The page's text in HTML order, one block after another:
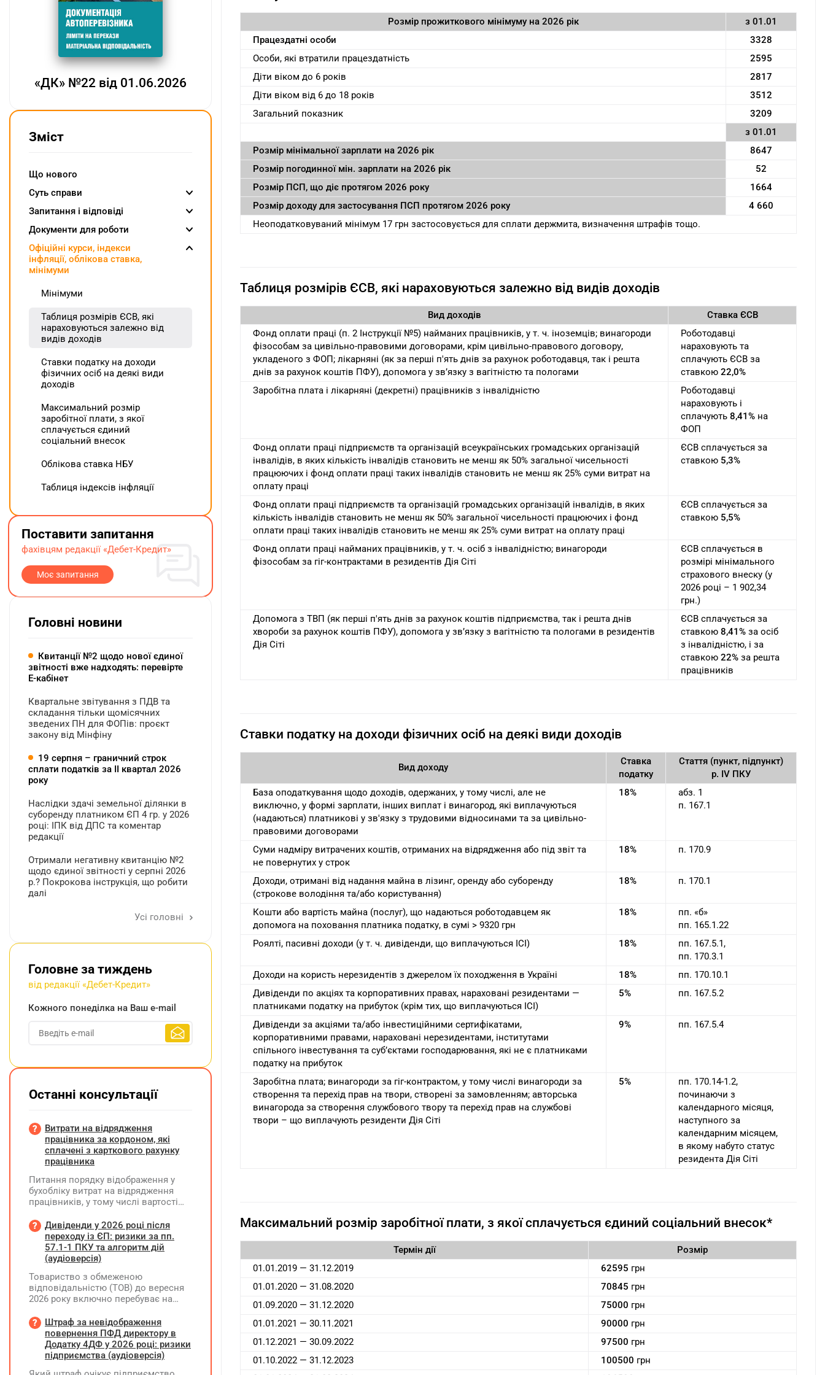
«ДК» №22 від 01.06.2026
Зміст
Що нового
Суть справи
Запитання і відповіді
Документи для роботи
Oфіційні курси, індекcи
інфляції, облікова ставка,
мінімуми
Мінімуми
Таблиця розмірів ЄСВ, які
нараховуються залежно від
видів доходів
Ставки податку на доходи
фізичних осіб на деякі види
доходів
Максимальний розмір
заробітної плати, з якої
сплачується єдиний
соціальний внесок
Облікова ставка НБУ
Таблиця індексів інфляції
Поставити запитання
фахівцям редакції «Дебет-Кредит»
Моє запитання
Головні новини
Квитанції №2 щодо нової єдиної
звітності вже надходять: перевірте
Е-кабінет
Квартальне звітування з ПДВ та
складання тільки щомісячних
зведених ПН для ФОПів: проєкт
закону від Мінфіну
19 серпня – граничний строк
сплати податків за ІI квартал 2026
року
Наслідки здачі земельної ділянки в
суборенду платником ЄП 4 гр. у 2026
році: ІПК від ДПС та коментар
редакції
Отримали негативну квитанцію №2
щодо єдиної звітності у серпні 2026
р.? Покрокова інструкція, що робити
далі
Усі головні
Головне за тиждень
від редакції «Дебет-Кредит»
Кожного понеділка на Ваш e-mail
Останні консультації
Витрати на відрядження
працівника за кордоном, які
сплачені з карткового рахунку
працівника
Питання порядку відображення у
бухобліку витрат на відрядження
працівників, у тому числі вартості
карткового рахунку працівника та
підтвердження таких операцій
первинними документами, належать
до компетенції Мінфіну
Дивіденди у 2026 році після
переходу із ЄП: ризики за пп.
57.1-1 ПКУ та алгоритм дій
(аудіоверсія)
Товариство з обмеженою
відповідальністю (ТОВ) до вересня
2026 року включно перебуває на
(єдиний податок, 3 група, ставка 5%,
неплатник ПДВ). З 1 жовтня 2026
року підприємство переходить на
загальну систему оподаткування
Штраф за невідображення
повернення ПФД директору в
Додатку 4ДФ у 2026 році: ризики
підприємства (аудіоверсія)
Розмір прожиткового мінімуму на 2026 рік
з 01.01
Працездатні особи
3328
Особи, які втратили працездатність
2595
Діти віком до 6 років
2817
Діти віком від 6 до 18 років
3512
Загальний показник
3209
з 01.01
Розмір мінімальної зарплати на 2026 рік
8647
Розмір погодинної мін. зарплати на 2026 рік
52
Розмір ПСП, що діє протягом 2026 року
1664
Розмір доходу для застосування ПСП протягом 2026 року
4 660
Неоподатковуваний мінімум 17 грн застосовується для сплати держмита, визначення штрафів тощо.
Таблиця розмірів ЄСВ, які нараховуються залежно від видів доходів
Вид доходів
Ставка ЄСВ
Фонд оплати праці (п. 2 Інструкції №5) найманих працівників, у т. ч. іноземців; винагороди
фізособам за цивільно-правовими договорами, крім цивільно-правового договору,
укладеного з ФОП; лікарняні (як за перші п'ять днів за рахунок роботодавця, так і решта
днів за рахунок коштів ПФУ), допомога у зв’язку з вагітністю та пологами
Роботодавці
нараховують та
сплачують ЄСВ за
ставкою 22,0%
Заробітна плата і лікарняні (декретні) працівників з інвалідністю
Роботодавці
нараховують і
сплачують 8,41% на
ФОП
Фонд оплати праці підприємств та організацій всеукраїнських громадських організацій
інвалідів, в яких кількість інвалідів становить не менш як 50% загальної чисельності
працюючих і фонд оплати праці таких інвалідів становить не менш як 25% суми витрат на
оплату праці
ЄСВ сплачується за
ставкою 5,3%
Фонд оплати праці підприємств та організацій громадських організацій інвалідів, в яких
кількість інвалідів становить не менш як 50% загальної чисельності працюючих і фонд
оплати праці таких інвалідів становить не менш як 25% суми витрат на оплату праці
ЄСВ сплачується за
ставкою 5,5%
Фонд оплати праці найманих працівників, у т. ч. осіб з інвалідністю; винагороди
фізособам за гіг-контрактами в резидентів Дія Сіті
ЄСВ сплачується в
розмірі мінімального
страхового внеску (у
2026 році – 1 902,34
грн.)
Допомога з ТВП (як перші п'ять днів за рахунок коштів підприємства, так і решта днів
хвороби за рахунок коштів ПФУ), допомога у зв’язку з вагітністю та пологами в резидентів
Дія Сіті
ЄСВ сплачується за
ставкою 8,41% за осіб
з інвалідністю, і за
ставкою 22% за решта
працівників
Ставки податку на доходи фізичних осіб на деякі види доходів
Вид доходу
Ставка
податку
Стаття (пункт, підпункт)
р. IV ПКУ
База оподаткування щодо доходів, одержаних, у тому числі, але не
виключно, у формі зарплати, інших виплат і винагород, які виплачуються
(надаються) платникові у зв'язку з трудовими відносинами та за цивільно-
правовими договорами
18%
абз. 1
п. 167.1
Суми надміру витрачених коштів, отриманих на відрядження або під звіт та
не повернутих у строк
18% п. 170.9
Доходи, отримані від надання майна в лізинг, оренду або суборенду
(строкове володіння та/або користування)
18% п. 170.1
Кошти або вартість майна (послуг), що надаються роботодавцем як
допомога на поховання платника податку, в сумі > 9320 грн
18%
пп. «б»
пп. 165.1.22
Роялті, пасивні доходи (у т. ч. дивіденди, що виплачуються ІСІ)
18%
пп. 167.5.1,
пп. 170.3.1
Доходи на користь нерезидентів з джерелом їх походження в Україні
18%
пп. 170.10.1
Дивіденди по акціях та корпоративних правах, нараховані резидентами —
платниками податку на прибуток (крім тих, що виплачуються ІСІ)
5% пп. 167.5.2
Дивіденди за акціями та/або інвестиційними сертифікатами,
корпоративними правами, нараховані нерезидентами, інститутами
спільного інвестування та суб’єктами господарювання, які не є платниками
податку на прибуток
9% пп. 167.5.4
Заробітна плата; винагороди за гіг-контрактом, у тому числі винагороди за
створення та перехід прав на твори, створені за замовленням; авторська
винагорода за створення службового твору та перехід прав на службові
твори – що виплачують резиденти Дія Сіті
5%
пп. 170.14-1.2,
починаючи з
календарного місяця,
наступного за
календарним місяцем,
в якому набуто статус
резидента Дія Сіті
Максимальний розмір заробітної плати, з якої сплачується єдиний соціальний внесок*
Термін дії
Розмір
01.01.2019 — 31.12.2019
62595 грн
01.01.2020 — 31.08.2020
70845 грн
01.09.2020 — 31.12.2020
75000 грн
01.01.2021 — 30.11.2021
90000 грн
01.12.2021 — 30.09.2022
97500 грн
01.10.2022 — 31.12.2023
100500 грн